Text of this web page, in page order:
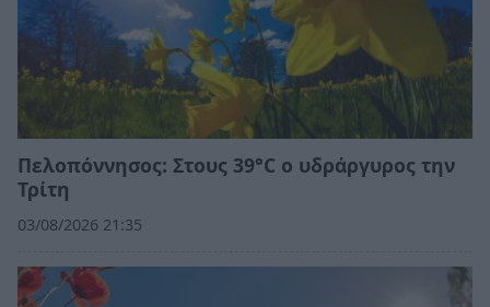
Πελοπόννησος: Στους 39°C ο υδράργυρος την
Τρίτη
03/08/2026 21:35